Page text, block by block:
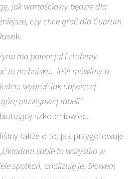
jak wartościowy będzie dla
czy chce grać dla Cuprum
ma potencjał i zrobimy
to na boisku. Jeśli mówimy o
wygrać jak najwięcej
plusligowej tabeli”–
szkoleniowiec.
także o to, jak przygotowuje
„Układam sobie to wszystko w
spotkań, analizuję je. Słowem